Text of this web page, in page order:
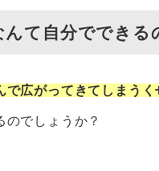
て自分でできる
で広がってきてしまうく
のでしょうか？